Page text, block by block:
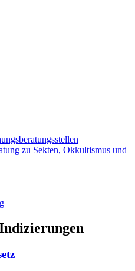
und
zu Sekten, Okkultismus und